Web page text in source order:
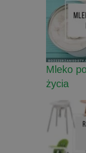
Mleko
życia